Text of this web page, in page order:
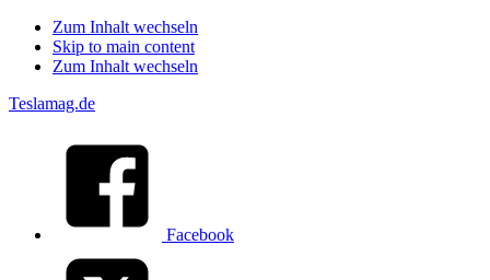
Zum Inhalt wechseln
Skip to main content
Zum Inhalt wechseln
Teslamag.de
Facebook